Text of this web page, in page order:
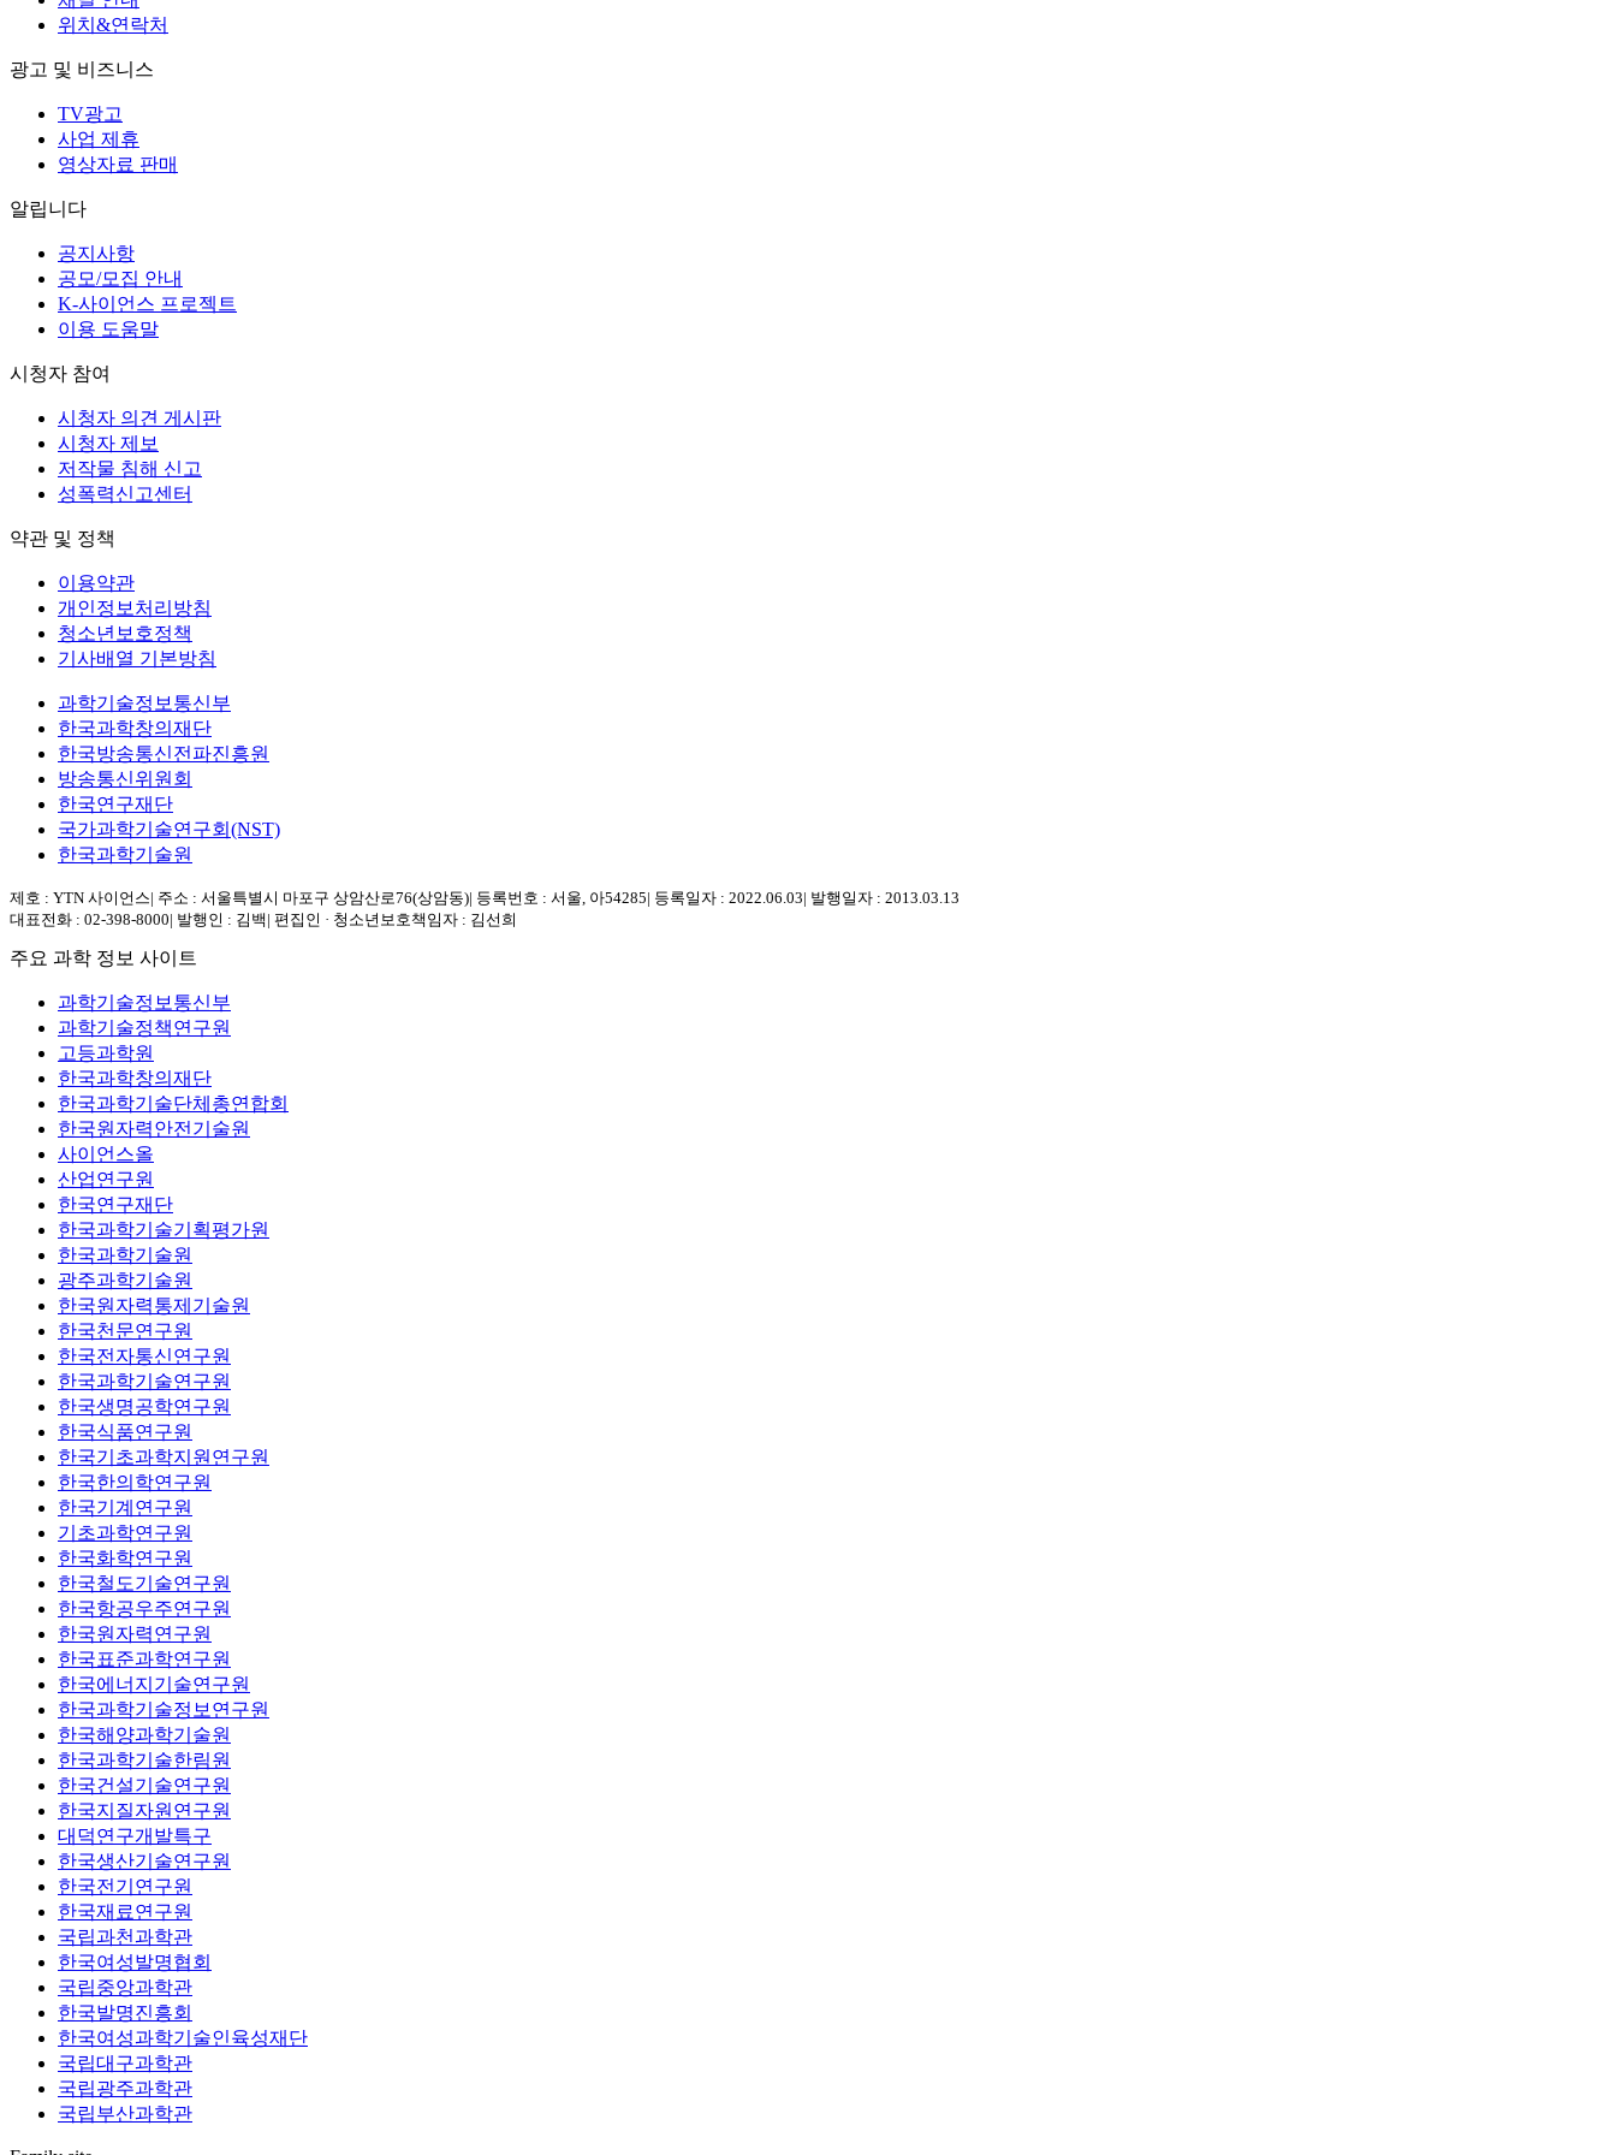
위치&연락처
광고 및 비즈니스
TV광고
사업 제휴
영상자료 판매
알립니다
공지사항
공모/모집 안내
K-사이언스 프로젝트
이용 도움말
시청자 참여
시청자 의견 게시판
시청자 제보
저작물 침해 신고
성폭력신고센터
약관 및 정책
이용약관
개인정보처리방침
청소년보호정책
기사배열 기본방침
과학기술정보통신부
한국과학창의재단
한국방송통신전파진흥원
방송통신위원회
한국연구재단
국가과학기술연구회(NST)
한국과학기술원
제호 : YTN 사이언스| 주소 : 서울특별시 마포구 상암산로76(상암동)| 등록번호 : 서울, 아54285| 등록일자 : 2022.06.03| 발행일자 : 2013.03.13
대표전화 : 02-398-8000| 발행인 : 김백 | 편집인 · 청소년보호책임자 : 김선희
주요 과학 정보 사이트
과학기술정보통신부
과학기술정책연구원
고등과학원
한국과학창의재단
한국과학기술단체총연합회
한국원자력안전기술원
사이언스올
산업연구원
한국연구재단
한국과학기술기획평가원
한국과학기술원
광주과학기술원
한국원자력통제기술원
한국천문연구원
한국전자통신연구원
한국과학기술연구원
한국생명공학연구원
한국식품연구원
한국기초과학지원연구원
한국한의학연구원
한국기계연구원
기초과학연구원
한국화학연구원
한국철도기술연구원
한국항공우주연구원
한국원자력연구원
한국표준과학연구원
한국에너지기술연구원
한국과학기술정보연구원
한국해양과학기술원
한국과학기술한림원
한국건설기술연구원
한국지질자원연구원
대덕연구개발특구
한국생산기술연구원
한국전기연구원
한국재료연구원
국립과천과학관
한국여성발명협회
국립중앙과학관
한국발명진흥회
한국여성과학기술인육성재단
국립대구과학관
국립광주과학관
국립부산과학관